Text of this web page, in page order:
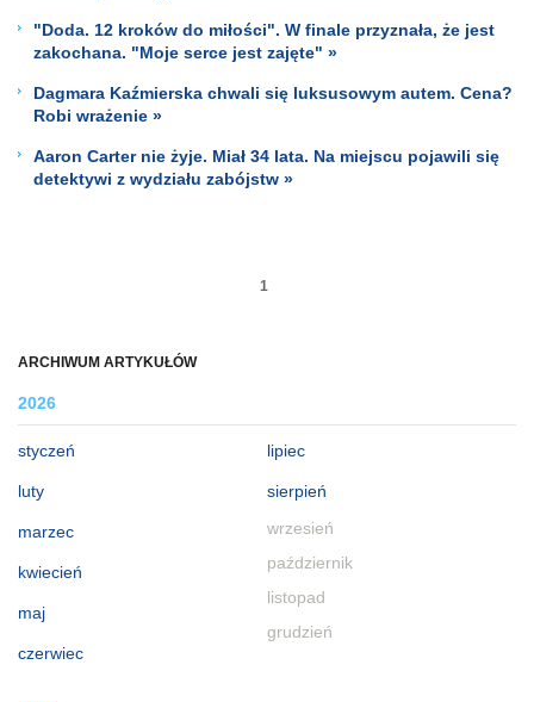
ARCHIWUM ARTYKUŁÓW
2026
styczeń
luty
marzec
kwiecień
maj
czerwiec
lipiec
sierpień
wrzesień
październik
listopad
grudzień
"Doda. 12 kroków do miłości". W finale przyznała, że jest
zakochana. "Moje serce jest zajęte" »
Dagmara Kaźmierska chwali się luksusowym autem. Cena?
Robi wrażenie »
Aaron Carter nie żyje. Miał 34 lata. Na miejscu pojawili się
detektywi z wydziału zabójstw »
1